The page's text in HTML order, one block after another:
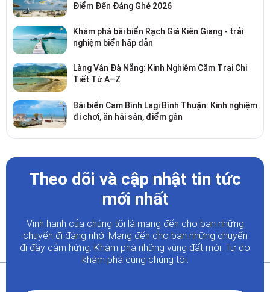
Điểm Đến Đáng Ghé 2026
Khám phá bãi biển Rạch Giá Kiên Giang - trải
nghiệm biển hấp dẫn
Làng Vân Đà Nẵng: Kinh Nghiệm Cắm Trại Chi
Tiết Từ A–Z
Bãi biển Cam Bình Lagi Bình Thuận: Kinh nghiệm
đi chơi, ăn hải sản, điểm gần
Theo dõi và cập nhật tin tức
mới nhất
Vinh hạnh của chúng tôi là mang đến cho bạn những
chuyến đi đáng nhớ. Mang đến cho bạn những chuyến
đi đầy cảm hứng. Khám phá những vùng đất mới. Tự do
khám phá cùng chúng tôi.